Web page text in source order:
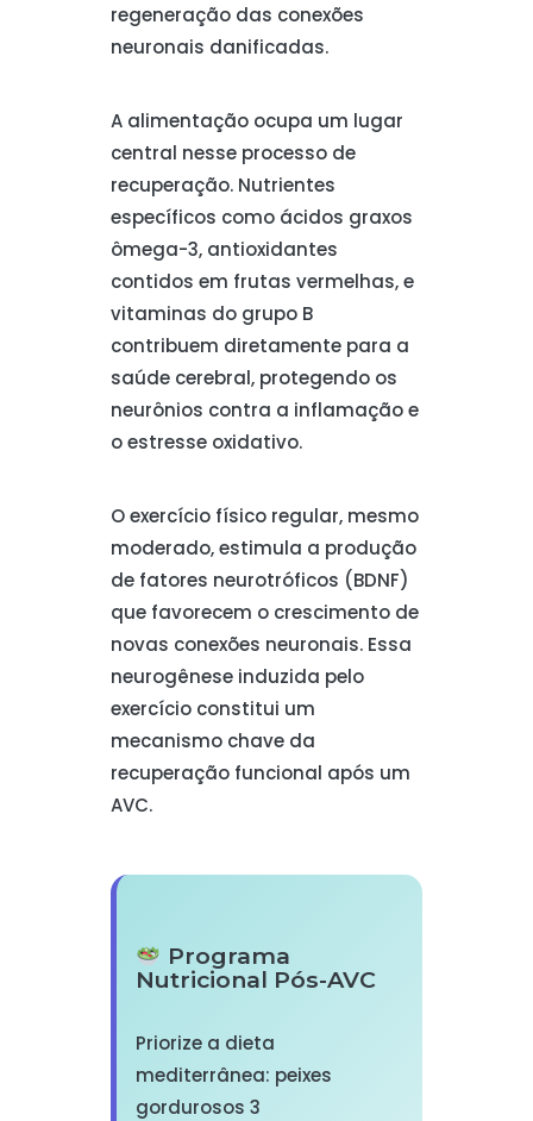
regeneração das conexões
neuronais danificadas.
A alimentação ocupa um lugar
central nesse processo de
recuperação. Nutrientes
específicos como ácidos graxos
ômega-3, antioxidantes
contidos em frutas vermelhas, e
vitaminas do grupo B
contribuem diretamente para a
saúde cerebral, protegendo os
neurônios contra a inflamação e
o estresse oxidativo.
O exercício físico regular, mesmo
moderado, estimula a produção
de fatores neurotróficos (BDNF)
que favorecem o crescimento de
novas conexões neuronais. Essa
neurogênese induzida pelo
exercício constitui um
mecanismo chave da
recuperação funcional após um
AVC.
Programa
Nutricional Pós-AVC
Priorize a dieta
mediterrânea: peixes
gordurosos 3